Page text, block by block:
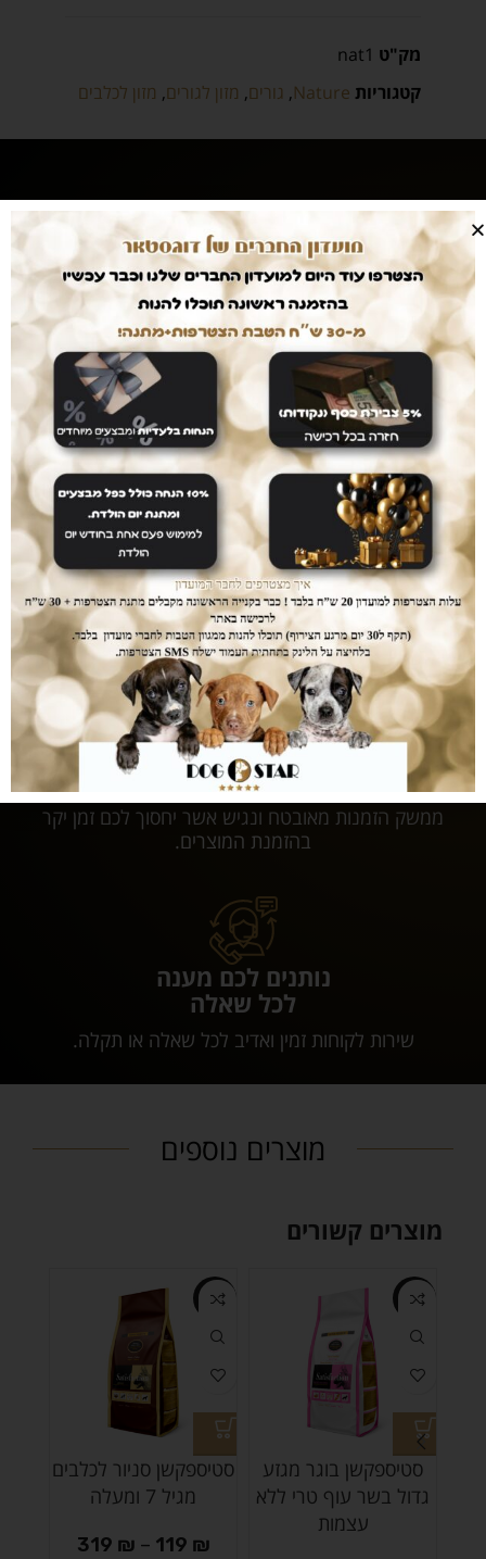
מק"ט nat1
קטגוריות Nature
, גורים, מזון לגורים, מזון לכלבים
מוצרים מובחרים
במחיר הכי זול
אחרי שנים של עבודה עם עשרות מותגים כיום אנו
משווקים אך ורק מוצרי ultra premium אשר נותן
לכלבכם תזונה מושלמת והמחירים... הכי זול שיש.
עושים לכם חיים קלים
המשלוחים עלינו
עם dogstar אין צורך לצאת מהבית. המשלוח יגיע
אליכם עד הבית ללא עלות נוספת.
דואגים לבטחון שלכם
רכישה בטוחה
ממשק הזמנות מאובטח ונגיש אשר יחסוך לכם זמן יקר
בהזמנת המוצרים.
נותנים לכם מענה
לכל שאלה
שירות לקוחות זמין ואדיב לכל שאלה או תקלה.
מוצרים נוספים
מוצרים קשורים
-3%
סטיספקשן בוגר מגזע
גדול בשר עוף טרי ללא
עצמות
-8%
סטיספקשן סניור לכלבים
מגיל 7 ומעלה
119 ₪
–
319 ₪